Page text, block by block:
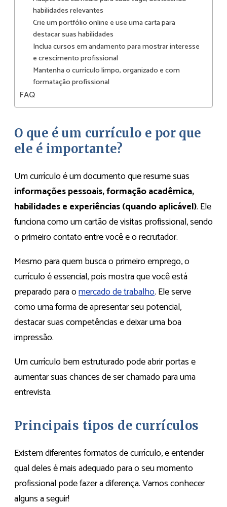
habilidades relevantes
Crie um portfólio online e use uma carta para
destacar suas habilidades
Inclua cursos em andamento para mostrar interesse
e crescimento profissional
Mantenha o currículo limpo, organizado e com
formatação profissional
FAQ
O que é um currículo e por que
ele é importante?
Um currículo é um documento que resume suas
informações pessoais, formação acadêmica,
habilidades e experiências (quando aplicável). Ele
funciona como um cartão de visitas profissional, sendo
o primeiro contato entre você e o recrutador.
Mesmo para quem busca o primeiro emprego, o
currículo é essencial, pois mostra que você está
preparado para omercado de trabalho. Ele serve
como uma forma de apresentar seu potencial,
destacar suas competências e deixar uma boa
impressão.
Um currículo bem estruturado pode abrir portas e
aumentar suas chances de ser chamado para uma
entrevista.
Principais tipos de currículos
Existem diferentes formatos de currículo, e entender
qual deles é mais adequado para o seu momento
profissional pode fazer a diferença. Vamos conhecer
alguns a seguir!